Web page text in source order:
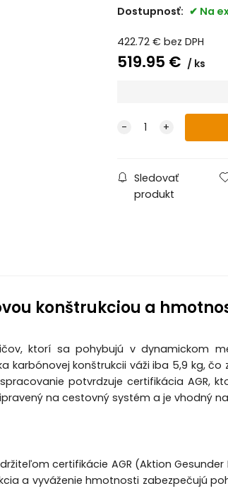
Dostupnosť: Na
422.72€ bez DPH
519.95 € ks
Sledovať
produkt
konštrukciou a
ktorí sa pohybujú v dynamickom
konštrukcii váži iba 5,9 kg, čo
potvrdzuje certifikácia AGR,
na cestovný systém a je vhodný
certifikácie AGR (Aktion
a vyváženie hmotnosti zabezpečujú